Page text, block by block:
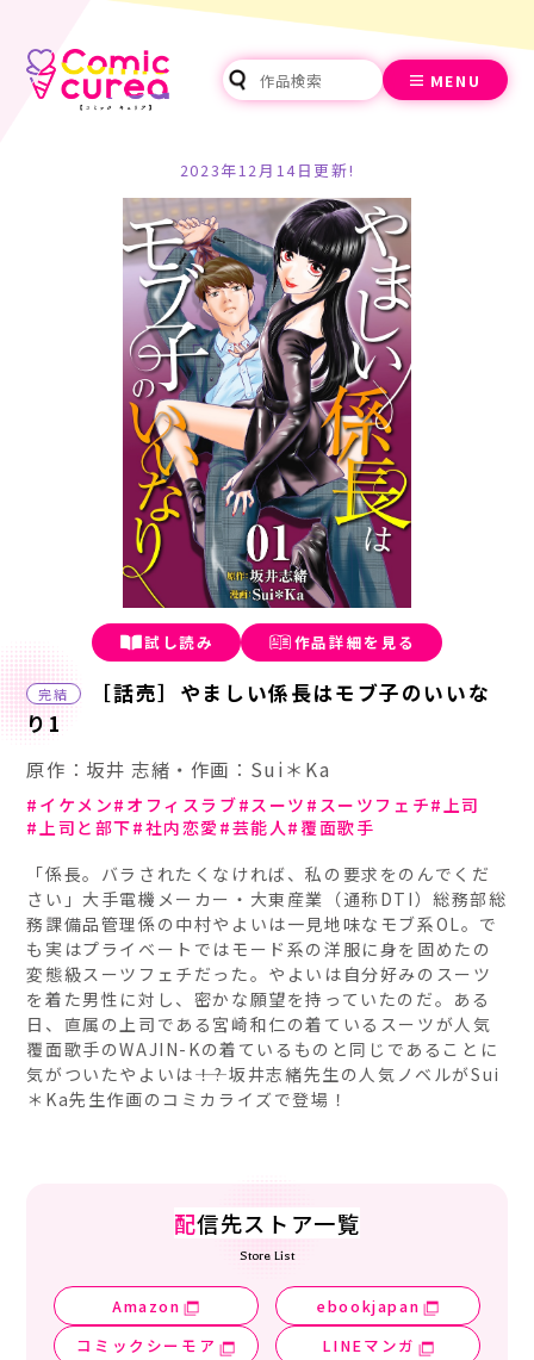
MENU
2023年12月14日更新!
試し読み 作品詳細を見る
完結
［話売］やましい係長はモブ子のいいな
り1
原作：坂井 志緒・作画：Sui＊Ka
イケメン オフィスラブ スーツ スーツフェチ
上司
上司と部下
社内恋愛 芸能人
覆面歌手
「係長。バラされたくなければ、私の要求をのんでくだ
さい」大手電機メーカー・大東産業（通称DTI）総務部総
務課備品管理係の中村やよいは一見地味なモブ系OL。で
も実はプライベートではモード系の洋服に身を固めたの
変態級スーツフェチだった。やよいは自分好みのスーツ
を着た男性に対し、密かな願望を持っていたのだ。ある
日、直属の上司である宮崎和仁の着ているスーツが人気
覆面歌手のWAJIN-Kの着ているものと同じであることに
気がついたやよいは――！? 坂井志緒先生の人気ノベルがSui
＊Ka先生作画のコミカライズで登場！
配信先ストア一覧
Store List
Amazon
ebookjapan
コミックシーモア
LINEマンガ